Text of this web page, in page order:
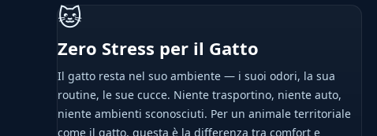
🐱
Zero Stress per il Gatto
Il gatto resta nel suo ambiente — i suoi odori, la sua
routine, le sue cucce. Niente trasportino, niente auto,
niente ambienti sconosciuti. Per un animale territoriale
come il gatto, questa è la differenza tra comfort e